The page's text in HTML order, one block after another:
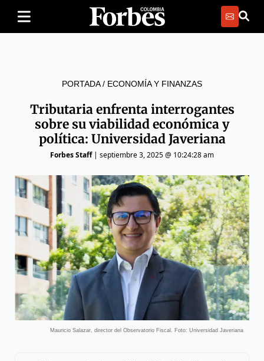
PORTADA/ ECONOMÍA Y FINANZAS
Tributaria enfrenta interrogantes
sobre su viabilidad económica y
política: Universidad Javeriana
Forbes Staff| septiembre 3, 2025 @ 10:24:28 am
Mauricio Salazar, director del Observatorio Fiscal. Foto: Universidad Javeriana